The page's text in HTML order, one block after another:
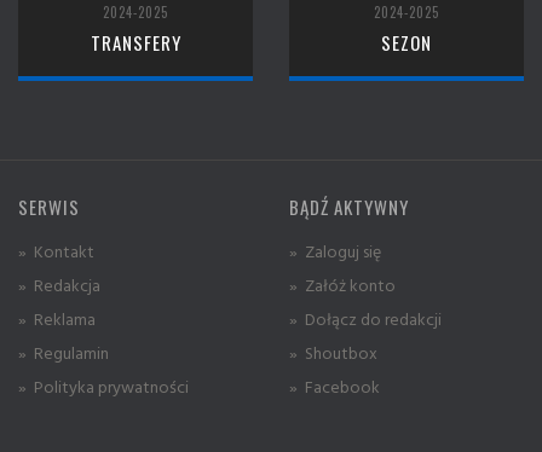
2024-2025
TRANSFERY
2024-2025
SEZON
SERWIS
» Kontakt
» Redakcja
» Reklama
» Regulamin
» Polityka prywatności
BĄDŹ AKTYWNY
» Zaloguj się
» Załóż konto
» Dołącz do redakcji
» Shoutbox
» Facebook